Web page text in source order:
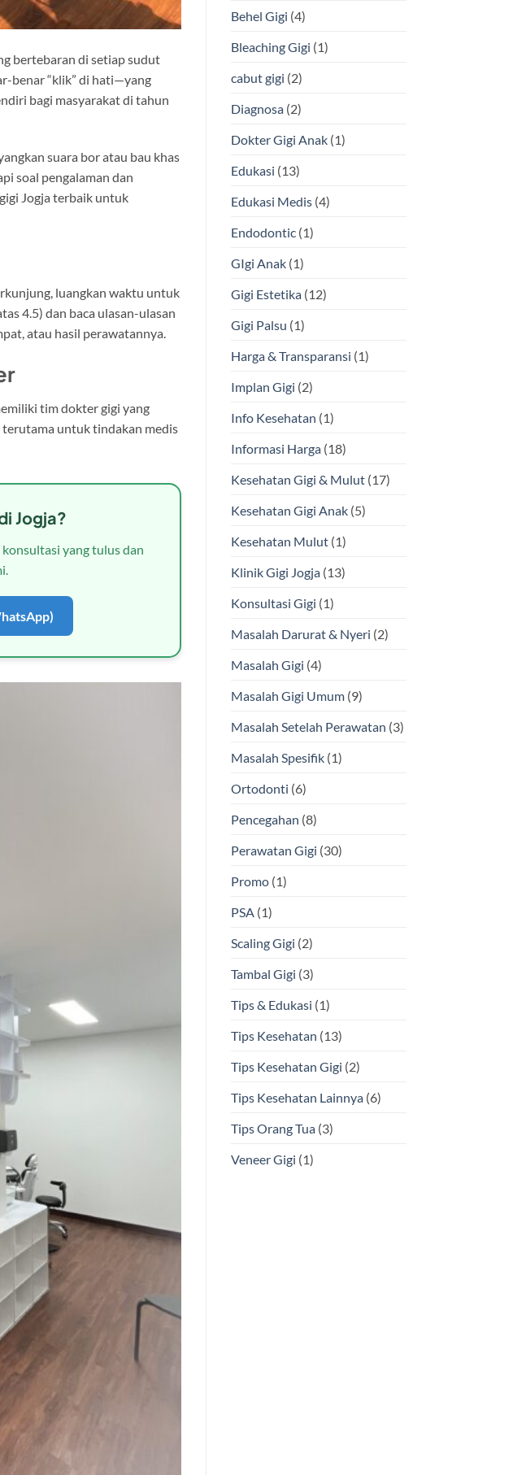
bertebaran di setiap sudut
benar “klik” di hati—yang
bagi masyarakat di tahun
suara bor atau bau khas
soal pengalaman dan
Jogja terbaik untuk
luangkan waktu untuk
4.5) dan baca ulasan-ulasan
atau hasil perawatannya.
tim dokter gigi yang
terutama untuk tindakan medis
Jogja?
yang tulus dan
Behel Gigi (4)
Bleaching Gigi (1)
cabut gigi (2)
Diagnosa(2)
Dokter Gigi Anak(1)
Edukasi (13)
Edukasi Medis(4)
Endodontic(1)
GIgi Anak(1)
Gigi Estetika(12)
Gigi Palsu (1)
Harga & Transparansi (1)
Implan Gigi (2)
Info Kesehatan (1)
Informasi Harga(18)
Kesehatan Gigi & Mulut(17)
Kesehatan Gigi Anak(5)
Kesehatan Mulut(1)
Klinik Gigi Jogja(13)
Konsultasi Gigi (1)
Masalah Darurat & Nyeri (2)
Masalah Gigi (4)
Masalah Gigi Umum(9)
Masalah Setelah Perawatan (3)
Masalah Spesifik(1)
Ortodonti (6)
Pencegahan (8)
Perawatan Gigi (30)
Promo(1)
PSA(1)
Scaling Gigi (2)
Tambal Gigi (3)
Tips & Edukasi (1)
Tips Kesehatan (13)
Tips Kesehatan Gigi (2)
Tips Kesehatan Lainnya(6)
Tips Orang Tua(3)
Veneer Gigi (1)